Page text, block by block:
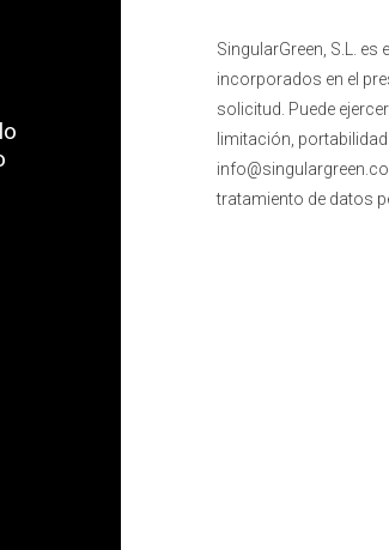
SingularGreen, S.L.
incorporados en el
solicitud. Puede
limitación,
tratamiento de datos